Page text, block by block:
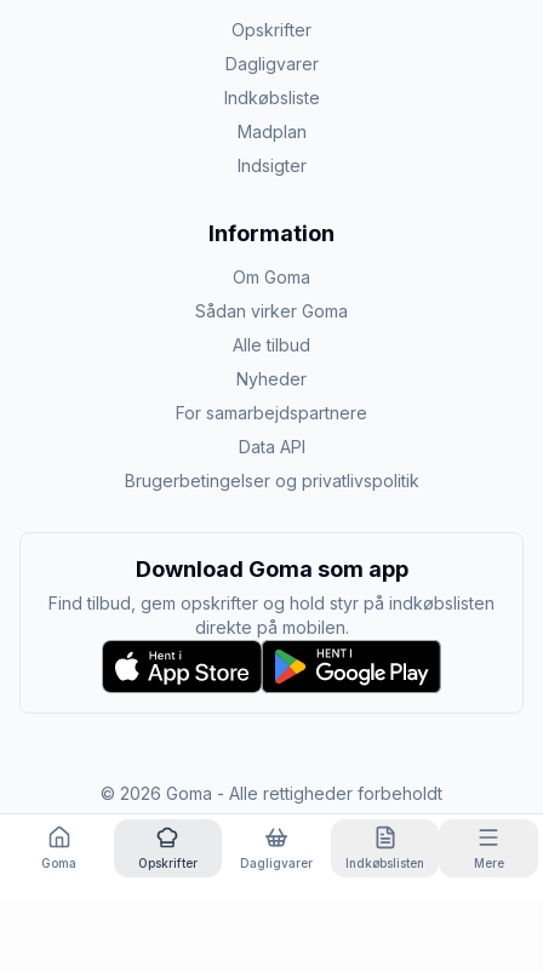
Opskrifter
Dagligvarer
Indkøbsliste
Madplan
Indsigter
Information
Om Goma
Sådan virker Goma
Alle tilbud
Nyheder
For samarbejdspartnere
Data API
Brugerbetingelser og privatlivspolitik
Download Goma som app
Find tilbud, gem opskrifter og hold styr på indkøbslisten
direkte på mobilen.
© 2026 Goma - Alle rettigheder forbeholdt
Goma Opskrifter Dagligvarer Indkøbslisten Mere